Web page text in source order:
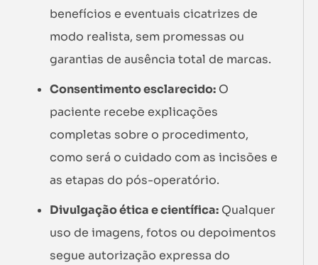
benefícios e eventuais cicatrizes de
modo realista, sem promessas ou
garantias de ausência total de marcas.
Consentimento esclarecido: O
paciente recebe explicações
completas sobre o procedimento,
como será o cuidado com as incisões e
as etapas do pós-operatório.
Divulgação ética e científica: Qualquer
uso de imagens, fotos ou depoimentos
segue autorização expressa do